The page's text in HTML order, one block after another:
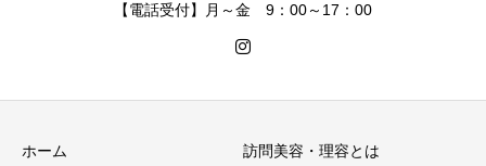
【電話受付】月～金 9：00～17：00
ホーム 訪問美容・理容とは